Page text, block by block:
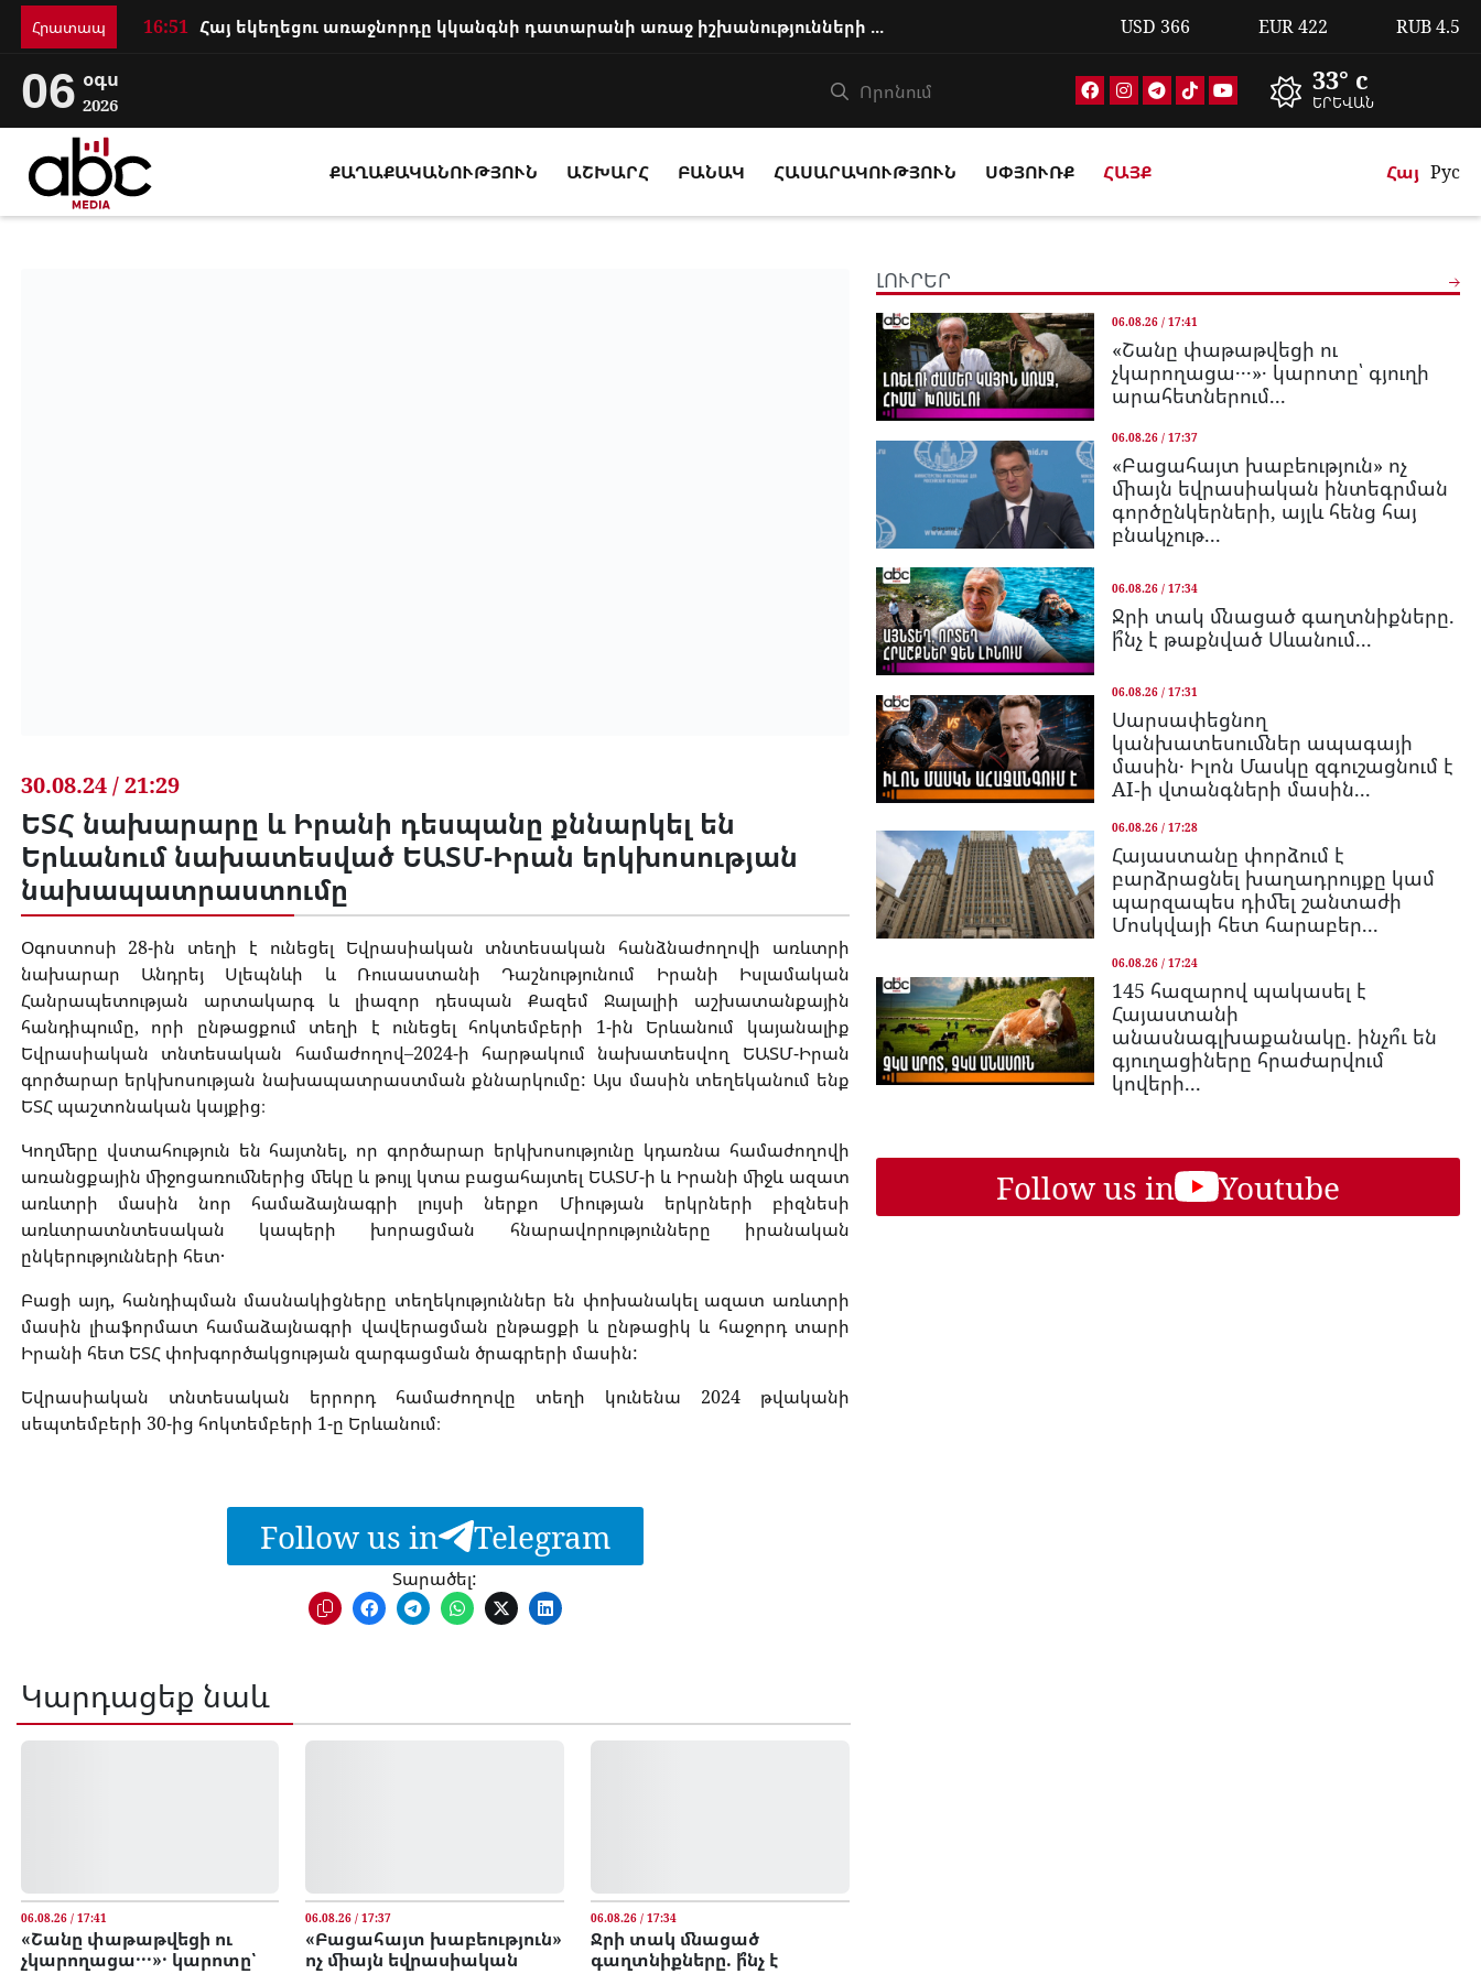
Հրատապ 16:51 Հայ եկեղեցու առաջնորդը կկանգնի դատարանի առաջ իշխանությունների հետ խորացո... USD 366 EUR422 RUB4.5
06 օգս
2026
33° c
ԵՐԵՎԱՆ
ՔԱՂԱՔԱԿԱՆՈՒԹՅՈՒՆ ԱՇԽԱՐՀ ԲԱՆԱԿ ՀԱՍԱՐԱԿՈՒԹՅՈՒՆ ՍՓՅՈՒՌՔ ՀԱՅՔ Հայ Рус
30.08.24 / 21:29
ԵՏՀ նախարարը և Իրանի դեսպանը քննարկել են
Երևանում նախատեսված ԵԱՏՄ-Իրան երկխոսության
նախապատրաստումը
Օգոստոսի 28-ին տեղի է ունեցել Եվրասիական տնտեսական հանձնաժողովի առևտրի
նախարար Անդրեյ Սլեպնևի և Ռուսաստանի Դաշնությունում Իրանի Իսլամական
Հանրապետության արտակարգ և լիազոր դեսպան Քազեմ Ջալալիի աշխատանքային
հանդիպումը, որի ընթացքում տեղի է ունեցել հոկտեմբերի 1-ին Երևանում կայանալիք
Եվրասիական տնտեսական համաժողով–2024-ի հարթակում նախատեսվող ԵԱՏՄ-Իրան
գործարար երկխոսության նախապատրաստման քննարկումը: Այս մասին տեղեկանում ենք
ԵՏՀ պաշտոնական կայքից։
Կողմերը վստահություն են հայտնել, որ գործարար երկխոսությունը կդառնա համաժողովի
առանցքային միջոցառումներից մեկը և թույլ կտա բացահայտել ԵԱՏՄ-ի և Իրանի միջև ազատ
առևտրի մասին նոր համաձայնագրի լույսի ներքո Միության երկրների բիզնեսի
առևտրատնտեսական կապերի խորացման հնարավորությունները իրանական
ընկերությունների հետ․
Բացի այդ, հանդիպման մասնակիցները տեղեկություններ են փոխանակել ազատ առևտրի
մասին լիաֆորմատ համաձայնագրի վավերացման ընթացքի և ընթացիկ և հաջորդ տարի
Իրանի հետ ԵՏՀ փոխգործակցության զարգացման ծրագրերի մասին:
Եվրասիական տնտեսական երրորդ համաժողովը տեղի կունենա 2024 թվականի
սեպտեմբերի 30-ից հոկտեմբերի 1-ը Երևանում։
Follow us in Telegram
Տարածել:
Կարդացեք նաև
06.08.26 / 17:41
«Շանը փաթաթվեցի ու
չկարողացա․․․»․ կարոտը՝
06.08.26 / 17:37
«Բացահայտ խաբեություն»
ոչ միայն եվրասիական
06.08.26 / 17:34
Ջրի տակ մնացած
գաղտնիքները. ի՞նչ է
ԼՈՒՐԵՐ
06.08.26 / 17:41
«Շանը փաթաթվեցի ու
չկարողացա․․․»․ կարոտը՝ գյուղի
արահետներում...
06.08.26 / 17:37
«Բացահայտ խաբեություն» ոչ
միայն եվրասիական ինտեգրման
գործընկերների, այլև հենց հայ
բնակչութ...
06.08.26 / 17:34
Ջրի տակ մնացած գաղտնիքները.
ի՞նչ է թաքնված Սևանում...
06.08.26 / 17:31
Սարսափեցնող
կանխատեսումներ ապագայի
մասին․ Իլոն Մասկը զգուշացնում է
AI-ի վտանգների մասին...
06.08.26 / 17:28
Հայաստանը փորձում է
բարձրացնել խաղադրույքը կամ
պարզապես դիմել շանտաժի
Մոսկվայի հետ հարաբեր...
06.08.26 / 17:24
145 հազարով պակասել է
Հայաստանի
անասնագլխաքանակը. ինչո՞ւ են
գյուղացիները հրաժարվում
կովերի...
Follow us in Youtube